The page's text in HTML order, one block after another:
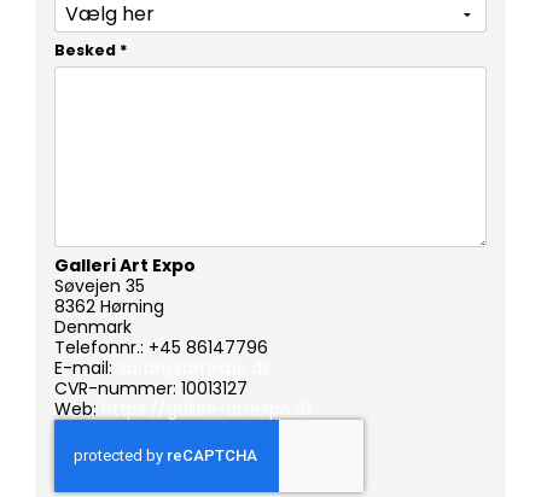
Besked *
Galleri Art Expo
Søvejen 35
8362 Hørning
Denmark
Telefonnr.: +45 86147796
E-mail:
CVR-nummer: 10013127
Web: